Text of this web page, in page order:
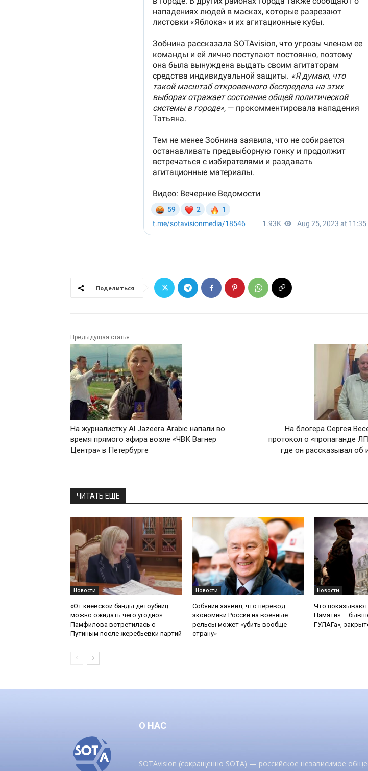
Поделиться
Предыдущая статья
На журналистку Al Jazeera Arabic напали во
время прямого эфира возле «ЧВК Вагнер
Центра» в Петербурге
На блогера Сергея
протокол о «пропаганде
где он рассказывал об
ЧИТАТЬ ЕЩЕ
Новости
«От киевской банды детоубийц
можно ожидать чего угодно».
Памфилова встретилась с
Путиным после жеребьевки партий
Новости
Собянин заявил, что перевод
экономики России на военные
рельсы может «убить вообще
страну»
Новости
Что
Памяти» —
ГУЛАГа»,
О НАС
SOTAvision (сокращенно SOTA) — российское независимое